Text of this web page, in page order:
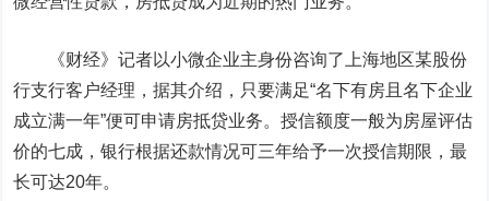
《财经》记者以小微企业主身份咨询了上海地区某股份
行支行客户经理，据其介绍，只要满足“名下有房且名下企业
成立满一年”便可申请房抵贷业务。授信额度一般为房屋评估
价的七成，银行根据还款情况可三年给予一次授信期限，最
长可达20年。